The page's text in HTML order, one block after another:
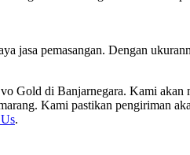
jasa pemasangan. Dengan
Gold di Banjarnegara. Kami
Kami pastikan pengiriman
.